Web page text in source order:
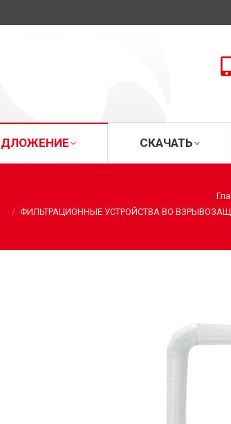
СКАЧАТЬ
ФИЛЬТРАЦИОННЫЕ УСТРОЙСТВА ВО